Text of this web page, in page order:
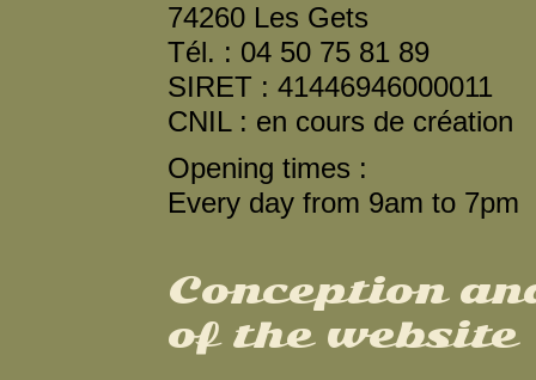
74260 Les Gets
Tél. : 04 50 75 81 89
SIRET : 41446946000011
CNIL : en cours de création
Opening times :
Every day from 9am to 7pm
Conception
of the website